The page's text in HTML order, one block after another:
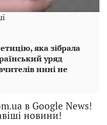
яка зібрала
уряд
нині не
в Google News!
новини!